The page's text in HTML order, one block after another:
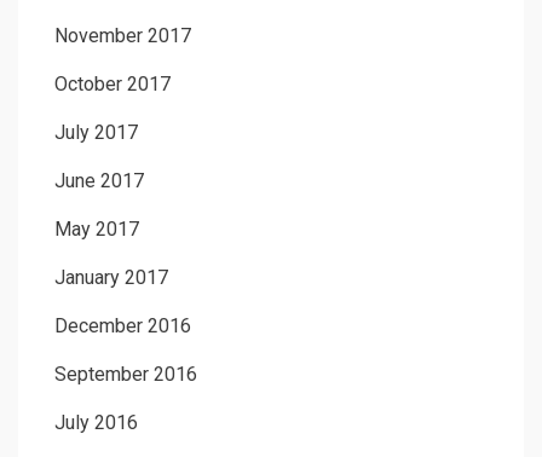
November 2017
October 2017
July 2017
June 2017
May 2017
January 2017
December 2016
September 2016
July 2016